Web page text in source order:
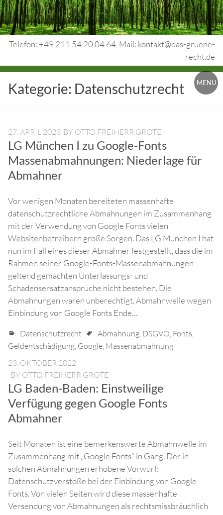
Skip
to
content
Telefon: +49 211 54 20 04 64, Mail: kontakt@das-gruene-
recht.de
Urheberrecht.
Medienrecht.
Rechtsschutz.
MENU
Kategorie: Datenschutzrecht
27. APRIL 2023 BY OTTO FREIHERR GROTE
LG München I zu Google-Fonts
Massenabmahnungen: Niederlage für
Abmahner
Vor wenigen Monaten bereiteten massenhafte
datenschutzrechtliche Abmahnungen im Zusammenhang
mit der Verwendung von Google Fonts vielen
Websitenbetreibern große Sorgen. Das LG München I hat
nun im Fall eines dieser Abmahner festgestellt, dass die im
Rahmen seiner Google-Fonts-Massenabmahnungen
geltend gemachten Unterlassungs- und
Schadensersatzansprüche nicht bestehen. Die
Abmahnungen waren unberechtigt. Abmahnwelle wegen
Einbindung von Google Fonts Ende…
Datenschutzrecht Abmahnung, DSGVO, Fonts,
Geldentschädigung, Google, Massenabmahnung
23. OKTOBER 2022
BY OTTO FREIHERR GROTE
LG Baden-Baden: Einstweilige
Verfügung gegen Google Fonts
Abmahner
Seit Monaten ist eine bemerkenswerte Abmahnwelle im
Zusammenhang mit „Google Fonts“ in Gang. Der in
solchen Abmahnungen erhobene Vorwurf:
Datenschutzverstöße bei der Einbindung von Google
Fonts. Von vielen Seiten wird diese massenhafte
Versendung von Abmahnungen als rechtsmissbräuchlich